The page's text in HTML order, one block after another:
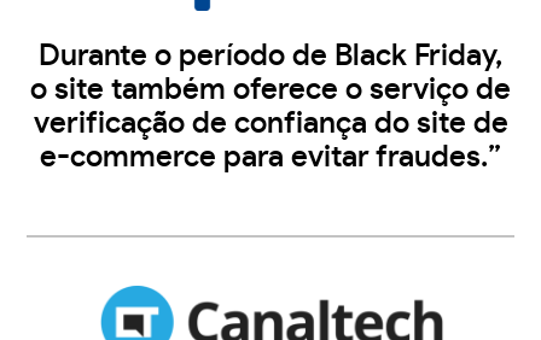
Durante o período de Black Friday,
o site também oferece o serviço de
verificação de confiança do site de
e-commerce para evitar fraudes.”